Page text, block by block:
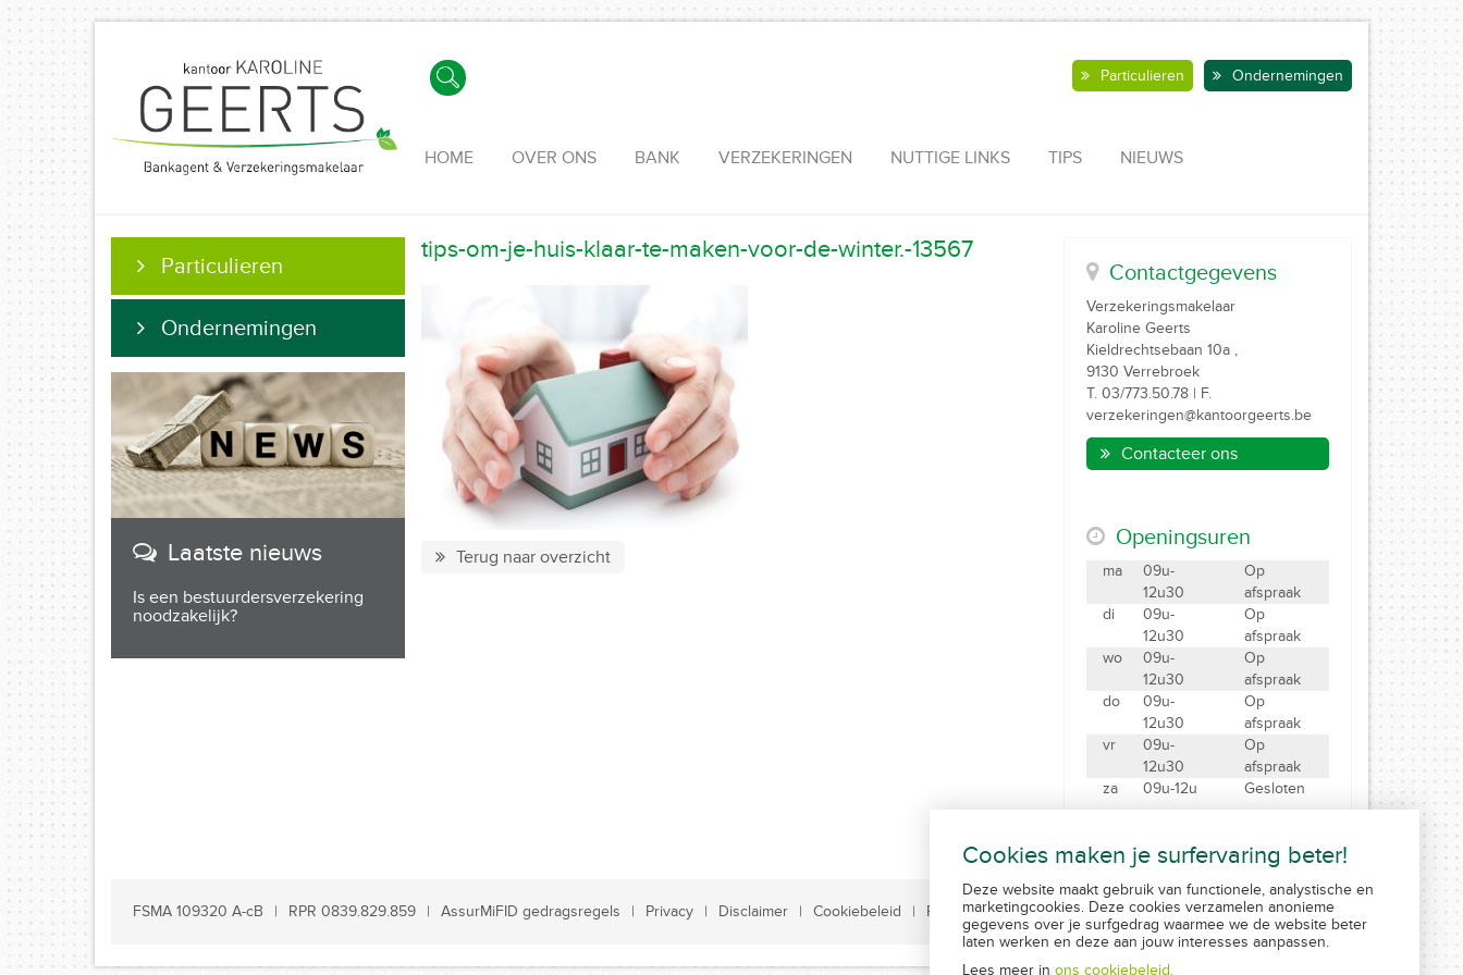
Particulieren Ondernemingen
HOME OVER ONS BANK VERZEKERINGEN NUTTIGE LINKS TIPS NIEUWS
tips-om-je-huis-klaar-te-maken-voor-de-winter.-13567
Terug naar overzicht
Contactgegevens
Verzekeringsmakelaar
Karoline Geerts
Kieldrechtsebaan 10a ,
9130 Verrebroek
T. 03/773.50.78 | F.
verzekeringen@kantoorgeerts.be
Contacteer ons
Openingsuren
ma
09u-
12u30
Op
afspraak
di
09u-
12u30
Op
afspraak
wo
09u-
12u30
Op
afspraak
do
09u-
12u30
Op
afspraak
vr
09u-
12u30
Op
afspraak
za
09u-12u Gesloten
Particulieren
Ondernemingen
Laatste nieuws
Is een bestuurdersverzekering
noodzakelijk?
FSMA 109320 A-cB RPR 0839.829.859 AssurMiFID gedragsregels Privacy Disclaimer Cookiebeleid Remuneratiebeleid Created by Insucommerce
Cookies maken je surfervaring beter!
Deze website maakt gebruik van functionele, analystische en
marketingcookies. Deze cookies verzamelen anonieme
gegevens over je surfgedrag waarmee we de website beter
laten werken en deze aan jouw interesses aanpassen.
Lees meer in ons cookiebeleid.